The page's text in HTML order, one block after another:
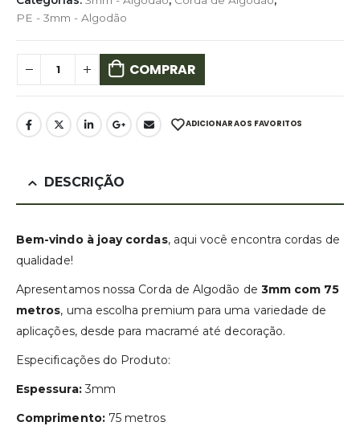
PE - 3mm - Algodão
COMPRAR
ADICIONAR AOS FAVORITOS
DESCRIÇÃO
Bem-vindo à joay cordas, aqui você encontra cordas de
qualidade!
Apresentamos nossa Corda de Algodão de 3mm com 75
metros, uma escolha premium para uma variedade de
aplicações, desde para macramé até decoração.
Especificações do Produto:
Espessura:3mm
Comprimento:75 metros